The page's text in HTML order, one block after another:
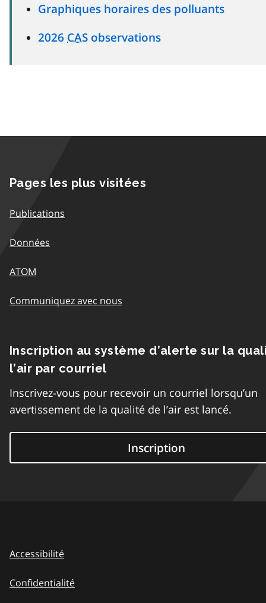
Graphiques horaires des polluants
2026 CAS observations
Pages les plus visitées
Publications
Données
ATOM
Communiquez avec nous
Inscription au système d’alerte sur la
l’air par courriel
Inscrivez-vous pour recevoir un courriel lorsqu’un
avertissement de la qualité de l’air est lancé.
Inscription
Accessibilité
Confidentialité